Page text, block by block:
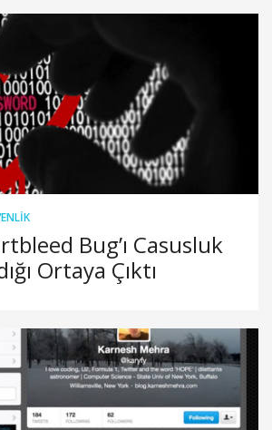
Bug’ı Casusluk
Ortaya Çıktı